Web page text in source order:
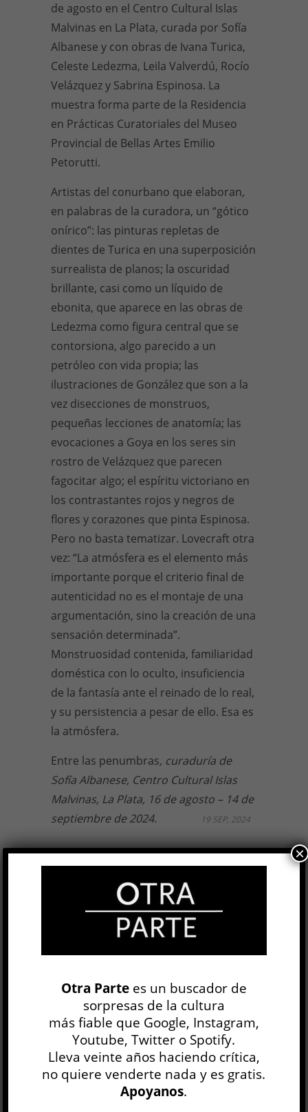
de agosto en el Centro Cultural Islas
Malvinas en La Plata, curada por Sofía
Albanese y con obras de Ivana Turica,
Celeste Ledezma, Leila Valverdú, Rocío
Velázquez y Sabrina Espinosa. La
muestra forma parte de la Residencia
en Prácticas Curatoriales del Museo
Provincial de Bellas Artes Emilio
Petorutti.
Artistas del conurbano que elaboran,
en palabras de la curadora, un “gótico
onírico”: las pinturas repletas de
dientes de Turica en una superposición
surrealista de planos; la oscuridad
brillante, casi como un líquido de
ebonita, que aparece en las obras de
Ledezma como figura central que se
contorsiona, algo parecido a un
petróleo con vida propia; las
ilustraciones de González que son a la
vez disecciones de monstruos,
pequeñas lecciones de anatomía; las
evocaciones a Goya en los seres sin
rostro de Velázquez que parecen
fagocitar algo; el espíritu victoriano en
los contrastantes rojos y negros de
flores y corazones que pinta Espinosa.
Pero no basta tematizar. Lovecraft otra
vez: “La atmósfera es el elemento más
importante porque el criterio final de
autenticidad no es el montaje de una
argumentación, sino la creación de una
sensación determinada”.
Monstruosidad contenida, familiaridad
doméstica con lo oculto, insuficiencia
de la fantasía ante el reinado de lo real,
y su persistencia a pesar de ello. Esa es
la atmósfera.
Entre las penumbras, curaduría de
Sofía Albanese, Centro Cultural Islas
Malvinas, La Plata, 16 de agosto – 14 de
septiembre de 2024.
Facebook 0 Twitter 0
0 Email 0
Telegram WhatsApp
19 SEP, 2024
ARTISTAS DEL CONURBANO FANTASÍA
GÓTICO ONÍRICO LA PLATA MIEDO
MIEDO HISTÓRICO MUESTRA
Hipnagogia
Florencia Caiazza
Otra Partees un buscador de
sorpresas de la cultura
más fiable que Google, Instagram,
Youtube, Twitter o Spotify.
Lleva veinte años haciendo crítica,
no quiere venderte nada y es gratis.
Apoyanos.
×